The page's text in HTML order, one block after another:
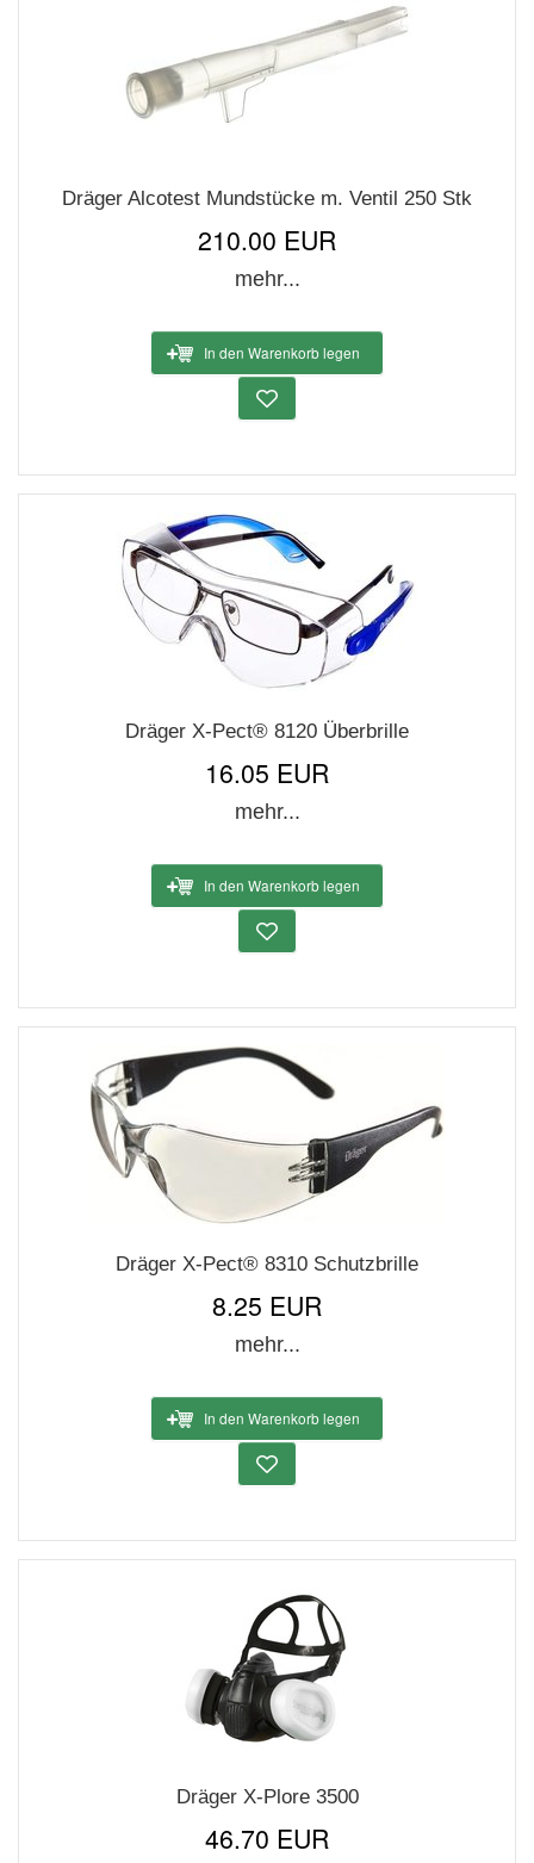
Dräger Alcotest Mundstücke m. Ventil 250 Stk
210.00 EUR
mehr...
In den Warenkorb legen
Dräger X-Pect® 8120 Überbrille
16.05 EUR
mehr...
In den Warenkorb legen
Dräger X-Pect® 8310 Schutzbrille
8.25 EUR
mehr...
In den Warenkorb legen
Dräger X-Plore 3500
46.70 EUR